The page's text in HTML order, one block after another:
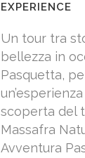
EXPERIENCE
Un tour tra
bellezza in
Pasquetta,
scoperta del
Massafra
Avventura